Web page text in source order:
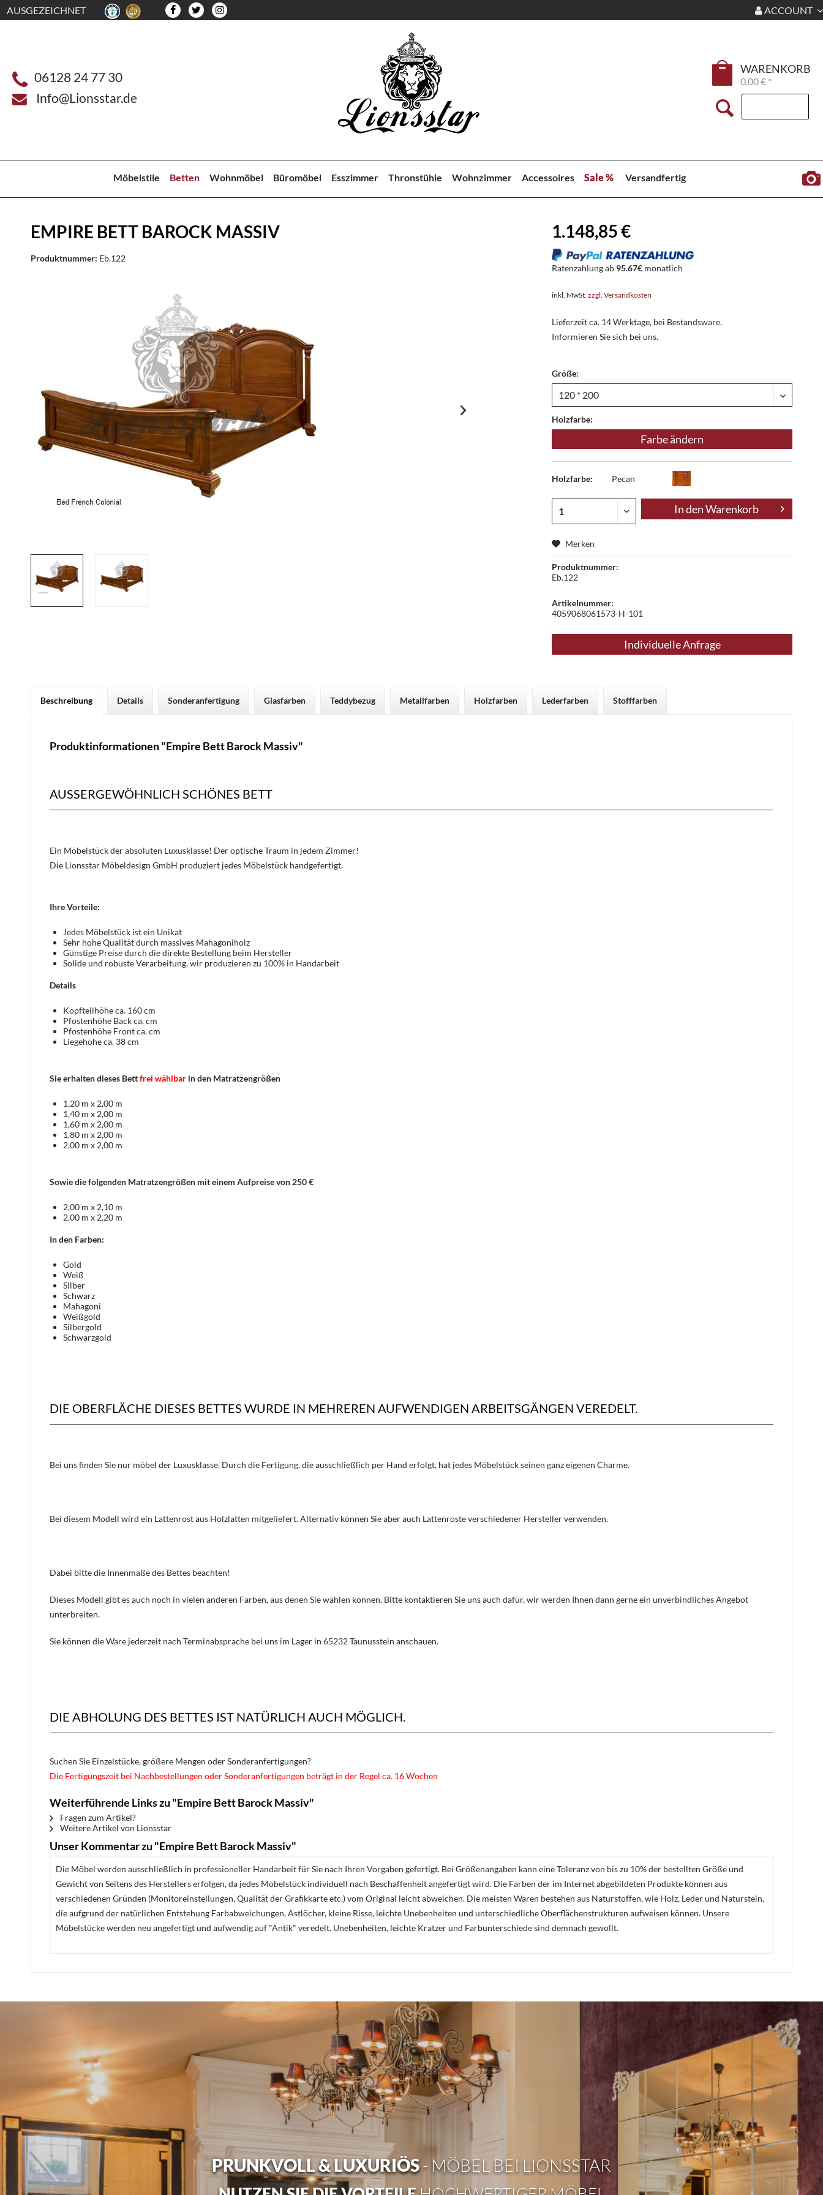
AUSGEZEICHNET ACCOUNT
06128 24 77 30
Info@Lionsstar.de
WARENKORB
0,00 € *
Möbelstile Betten Wohnmöbel Büromöbel Esszimmer Thronstühle Wohnzimmer Accessoires Sale % Versandfertig
EMPIRE BETT BAROCK MASSIV
Produktnummer: Eb.122
1.148,85 €
Ratenzahlung ab 95.67€ monatlich
inkl. MwSt.zzgl. Versandkosten
Lieferzeit ca. 14 Werktage, bei Bestandsware.
Informieren Sie sich bei uns.
Größe:
Holzfarbe:
Farbe ändern
Holzfarbe: Pecan
In denWarenkorb
Merken
Produktnummer:
Eb.122
Artikelnummer:
4059068061573-H-101
Individuelle Anfrage
Beschreibung Details Sonderanfertigung Glasfarben Teddybezug Metallfarben Holzfarben Lederfarben Stofffarben
Produktinformationen "Empire Bett Barock Massiv"
AUSSERGEWÖHNLICH SCHÖNES BETT
Ein Möbelstück der absoluten Luxusklasse! Der optische Traum in jedem Zimmer!
Die Lionsstar Möbeldesign GmbH produziert jedes Möbelstück handgefertigt.
Ihre Vorteile:
Jedes Möbelstück ist ein Unikat
Sehr hohe Qualität durch massives Mahagoniholz
Günstige Preise durch die direkte Bestellung beim Hersteller
Solide und robuste Verarbeitung, wir produzieren zu 100% in Handarbeit
Details
Kopfteilhöhe ca. 160 cm
Pfostenhöhe Back ca. cm
Pfostenhöhe Front ca. cm
Liegehöhe ca. 38 cm
Sie erhalten dieses Bettfrei wählbar in den Matratzengrößen
1,20 m x 2,00 m
1,40 m x 2,00 m
1,60 m x 2,00 m
1,80 m x 2,00 m
2,00 m x 2,00 m
Sowie die folgenden Matratzengrößen mit einem Aufpreise von 250 €
2,00 m x 2,10 m
2,00 m x 2,20 m
In den Farben:
Gold
Weiß
Silber
Schwarz
Mahagoni
Weißgold
Silbergold
Schwarzgold
DIE OBERFLÄCHE DIESES BETTES WURDE IN MEHREREN AUFWENDIGEN ARBEITSGÄNGEN VEREDELT.
Bei uns finden Sie nur möbel der Luxusklasse. Durch die Fertigung, die ausschließlich per Hand erfolgt, hat jedes Möbelstück seinen ganz eigenen Charme.
Bei diesem Modell wird ein Lattenrost aus Holzlatten mitgeliefert. Alternativ können Sie aber auch Lattenroste verschiedener Hersteller verwenden.
Dabei bitte die Innenmaße des Bettes beachten!
Dieses Modell gibt es auch noch in vielen anderen Farben, aus denen Sie wählen können. Bitte kontaktieren Sie uns auch dafür, wir werden Ihnen dann gerne ein unverbindliches Angebot
unterbreiten.
Sie können die Ware jederzeit nach Terminabsprache bei uns im Lager in 65232 Taunusstein anschauen.
DIE ABHOLUNG DES BETTES IST NATÜRLICH AUCH MÖGLICH.
Suchen Sie Einzelstücke, größere Mengen oder Sonderanfertigungen?
Die Fertigungszeit bei Nachbestellungen oder Sonderanfertigungen beträgt in der Regel ca. 16 Wochen
Weiterführende Links zu "Empire Bett Barock Massiv"
Fragen zum Artikel?
Weitere Artikel von Lionsstar
Unser Kommentar zu "Empire Bett Barock Massiv"
Die Möbel werden ausschließlich in professioneller Handarbeit für Sie nach Ihren Vorgaben gefertigt. Bei Größenangaben kann eine Toleranz von bis zu 10% der bestellten Größe und
Gewicht von Seitens des Herstellers erfolgen, da jedes Möbelstück individuell nach Beschaffenheit angefertigt wird. Die Farben der im Internet abgebildeten Produkte können aus
verschiedenen Gründen (Monitoreinstellungen, Qualität der Grafikkarte etc.) vom Original leicht abweichen. Die meisten Waren bestehen aus Naturstoffen, wie Holz, Leder und Naturstein,
die aufgrund der natürlichen Entstehung Farbabweichungen, Astlöcher, kleine Risse, leichte Unebenheiten und unterschiedliche Oberflächenstrukturen aufweisen können. Unsere
Möbelstücke werden neu angefertigt und aufwendig auf "Antik" veredelt. Unebenheiten, leichte Kratzer und Farbunterschiede sind demnach gewollt.
PRUNKVOLL & LUXURIÖS- MÖBEL BEI LIONSSTAR